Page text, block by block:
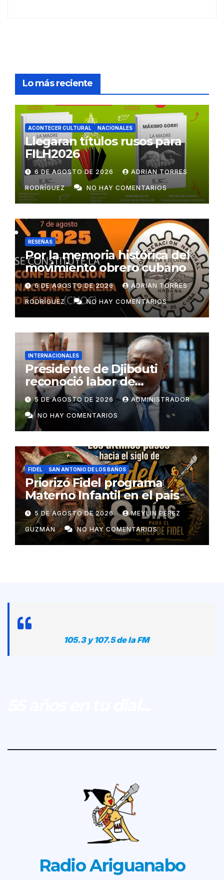
Lo más reciente
ACONTECER CULTURAL NACIONALES
Llegaran títulos rusos para
FILH2026
6 DE AGOSTO DE 2026 ADRIAN TORRES
RODRÍGUEZ NO HAY COMENTARIOS
RESEÑAS
Por la memoria histórica del
movimiento obrero cubano
6 DE AGOSTO DE 2026 ADRIAN TORRES
RODRÍGUEZ NO HAY COMENTARIOS
INTERNACIONALES
Presidente de Djibouti
reconoció labor de
colaboradores de Cuba
5 DE AGOSTO DE 2026 ADMINISTRADOR
NO HAY COMENTARIOS
FIDEL SAN ANTONIO DE LOS BAÑOS
Priorizó Fidel programa
Materno Infantil en el pais
5 DE AGOSTO DE 2026 MEYLIN PÉREZ
GUZMÁN NO HAY COMENTARIOS
105.3 y 107.5 de la FM
Radio Ariguanabo